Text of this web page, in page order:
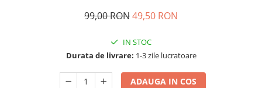
99,00 RON49,50 RON
IN STOC
Durata de livrare: 1-3 zile lucratoare
ADAUGA IN COS